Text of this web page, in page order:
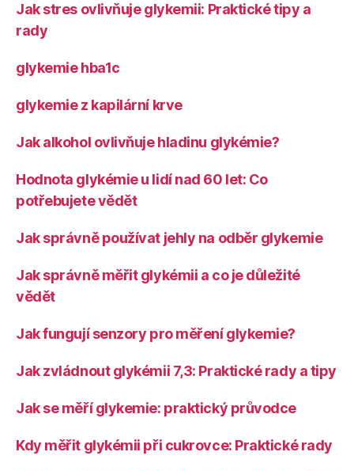
Jak stres ovlivňuje glykemii: Praktické tipy a
rady
glykemie hba1c
glykemie z kapilární krve
Jak alkohol ovlivňuje hladinu glykémie?
Hodnota glykémie u lidí nad 60 let: Co
potřebujete vědět
Jak správně používat jehly na odběr glykemie
Jak správně měřit glykémii a co je důležité
vědět
Jak fungují senzory pro měření glykemie?
Jak zvládnout glykémii 7,3: Praktické rady a tipy
Jak se měří glykemie: praktický průvodce
Kdy měřit glykémii při cukrovce: Praktické rady